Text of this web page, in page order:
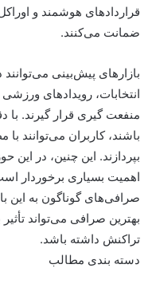
قراردادهای هوشمند و
ضمانت می‌کنند.
بازارهای پیش‌بینی
انتخابات، رویدادهای
منفعت گیری قرار گیرند. با
باشند، کاربران می‌توانند
بپردازند. این چنین، در این
اهمیت بسیاری برخوردار
صرافی‌های گوناگون به این
بهترین صرافی می‌تواند
تراکنش داشته باشد.
دسته بندی مطالب